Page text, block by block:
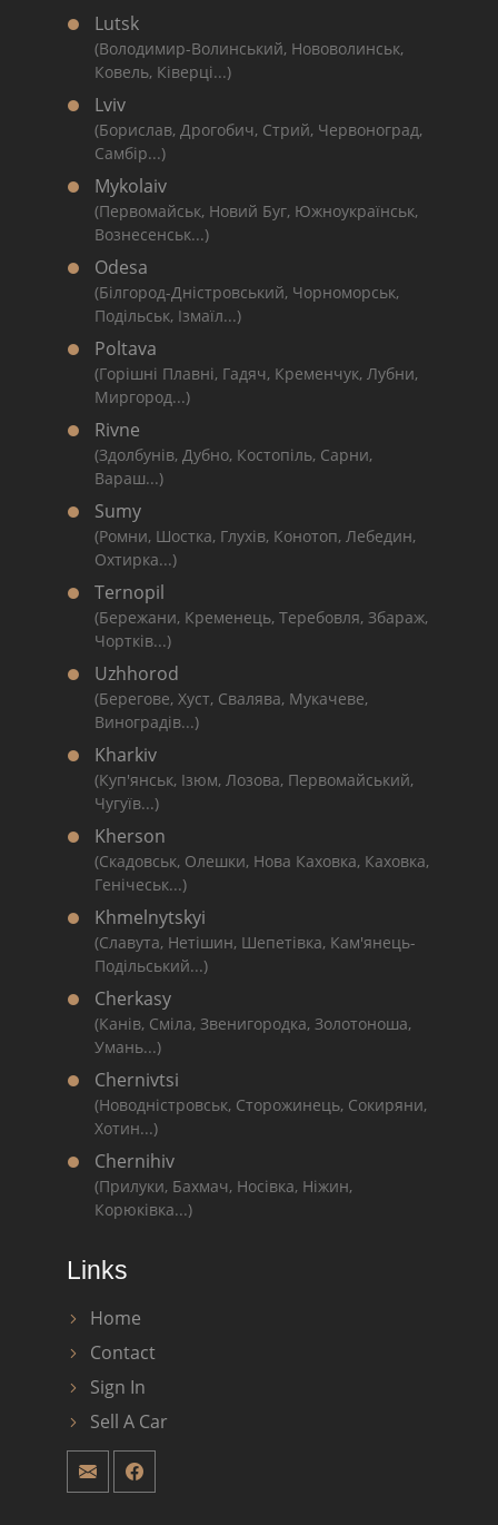
Lutsk
(Володимир-Волинський, Нововолинськ,
Ковель, Ківерці...)
Lviv
(Борислав, Дрогобич, Стрий, Червоноград,
Самбір...)
Mykolaiv
(Первомайськ, Новий Буг, Южноукраїнськ,
Вознесенськ...)
Odesa
(Білгород-Дністровський, Чорноморськ,
Подільськ, Ізмаїл...)
Poltava
(Горішні Плавні, Гадяч, Кременчук, Лубни,
Миргород...)
Rivne
(Здолбунів, Дубно, Костопіль, Сарни,
Вараш...)
Sumy
(Ромни, Шостка, Глухів, Конотоп, Лебедин,
Охтирка...)
Ternopil
(Бережани, Кременець, Теребовля, Збараж,
Чортків...)
Uzhhorod
(Берегове, Хуст, Свалява, Мукачеве,
Виноградів...)
Kharkiv
(Куп'янськ, Ізюм, Лозова, Первомайський,
Чугуїв...)
Kherson
(Скадовськ, Олешки, Нова Каховка, Каховка,
Генічеськ...)
Khmelnytskyi
(Славута, Нетішин, Шепетівка, Кам'янець-
Подільський...)
Cherkasy
(Канів, Сміла, Звенигородка, Золотоноша,
Умань...)
Chernivtsi
(Новодністровськ, Сторожинець, Сокиряни,
Хотин...)
Chernihiv
(Прилуки, Бахмач, Носівка, Ніжин,
Корюківка...)
Links
Home
Contact
Sign In
Sell A Car